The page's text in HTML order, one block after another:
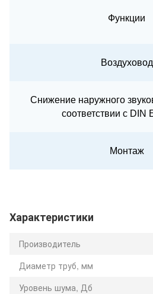
Функции
Воздуховод
Снижение наружного
соответствии с DIN
Монтаж
Характеристики
Производитель
Диаметр труб, мм
Уровень шума, Дб